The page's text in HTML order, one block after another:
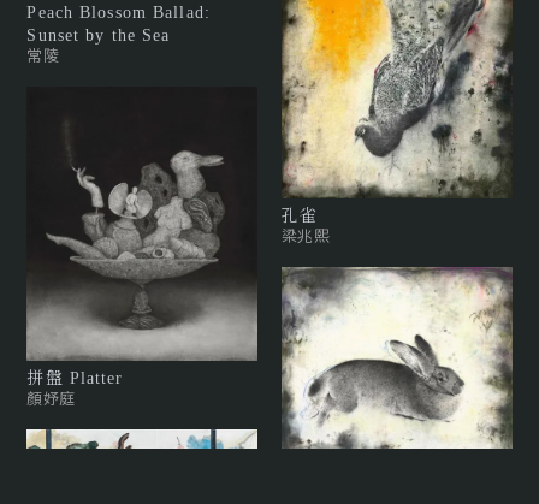
Peach Blossom Ballad:
Sunset by the Sea
常陵
拼盤 Platter
顏妤庭
孔雀
梁兆熙